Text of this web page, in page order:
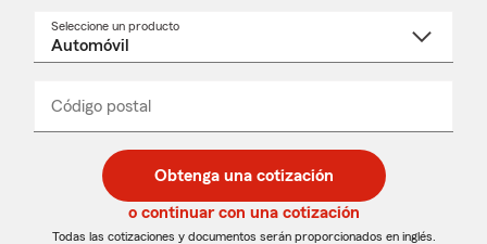
Seleccione un producto
desplegable
Código postal
de
5
dígitos
de
5
dígitos
_____
Obtenga una cotización
o continuar con una cotización
Todas las cotizaciones y documentos serán proporcionados en inglés.